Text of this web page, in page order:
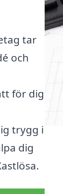
tar
och
för dig
trygg i
dig